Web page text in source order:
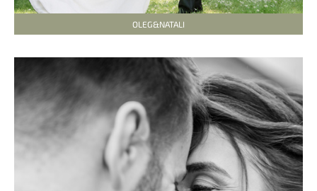
OLEG&NATALI